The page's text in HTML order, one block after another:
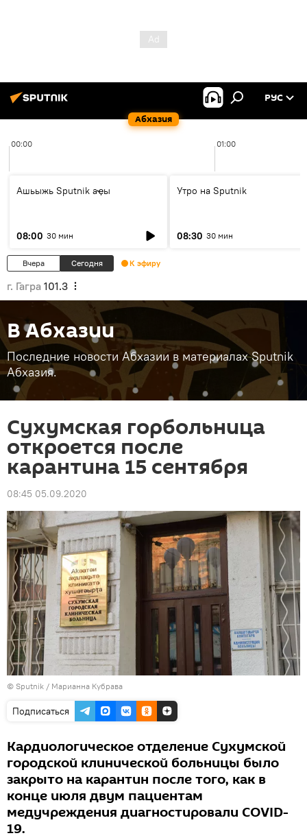
Абхазия
РУС
00:00 01:00
Ашьыжь Sputnik аҿы
08:00 30 мин
Утро на Sputnik
08:30 30 мин
Вчера Сегодня К эфиру
г. Гагра 101.3
В Абхазии
Последние новости Абхазии в материалах Sputnik
Абхазия.
Сухумская горбольница
откроется после
карантина 15 сентября
08:45 05.09.2020
© Sputnik / Марианна Кубрава
Подписаться
Кардиологическое отделение Сухумской
городской клинической больницы было
закрыто на карантин после того, как в
конце июля двум пациентам
медучреждения диагностировали COVID-
19.